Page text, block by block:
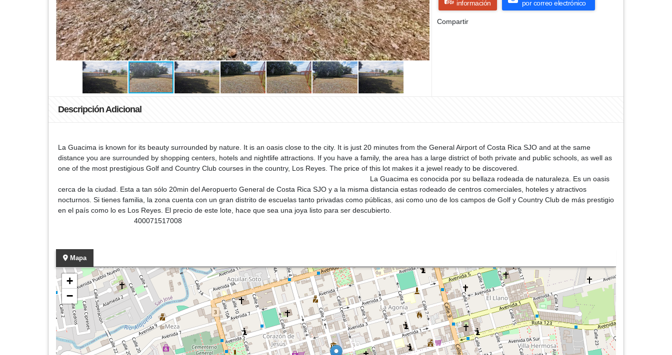
información
por correo electrónico
Compartir
Descripción Adicional
La Guacima is known for its beauty surrounded by nature. It is an oasis close to the city. It is just 20 minutes from the General Airport of Costa Rica SJO and at the same
distance you are surrounded by shopping centers, hotels and nightlife attractions. If you have a family, the area has a large district of both private and public schools, as well as
one of the most prestigious Golf and Country Club courses in the country, Los Reyes. The price of this lot makes it a jewel ready to be discovered.
La Guacima es conocida por su bellaza rodeada de naturaleza. Es un oasis
cerca de la ciudad. Esta a tan sólo 20min del Aeropuerto General de Costa Rica SJO y a la misma distancia estas rodeado de centros comerciales, hoteles y atractivos
nocturnos. Si tienes familia, la zona cuenta con un gran distrito de escuelas tanto privadas como públicas, asi como uno de los campos de Golf y Country Club de más prestigio
en el país como lo es Los Reyes. El precio de este lote, hace que sea una joya listo para ser descubierto.
400071517008
Mapa
+
−